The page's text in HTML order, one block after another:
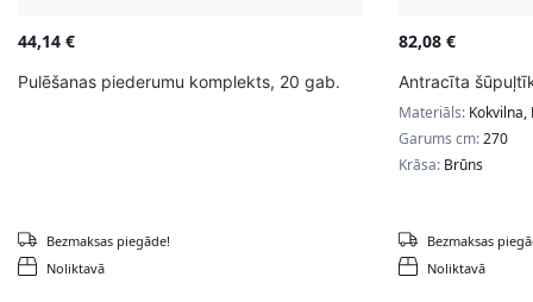
44,14 €
Pulēšanas piederumu komplekts, 20 gab.
Noliktavā
Bezmaksas piegāde!
82,08 €
Antracīta
Materiāls:
Garums cm:270
Krāsa: Brūns
Noliktavā
Bezmaksas